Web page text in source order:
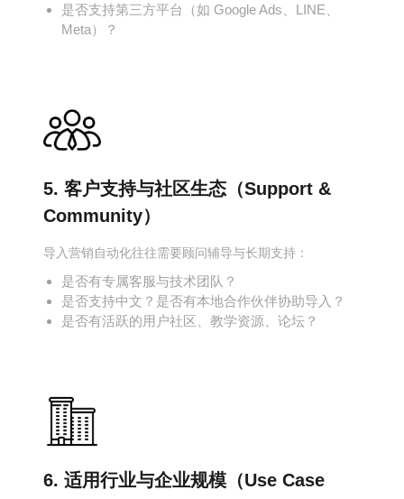
是否支持第三方平台（如 Google Ads、LINE、
Meta）？
5. 客户支持与社区生态（Support &
Community）
导入营销自动化往往需要顾问辅导与长期支持：
是否有专属客服与技术团队？
是否支持中文？是否有本地合作伙伴协助导入？
是否有活跃的用户社区、教学资源、论坛？
6. 适用行业与企业规模（Use Case